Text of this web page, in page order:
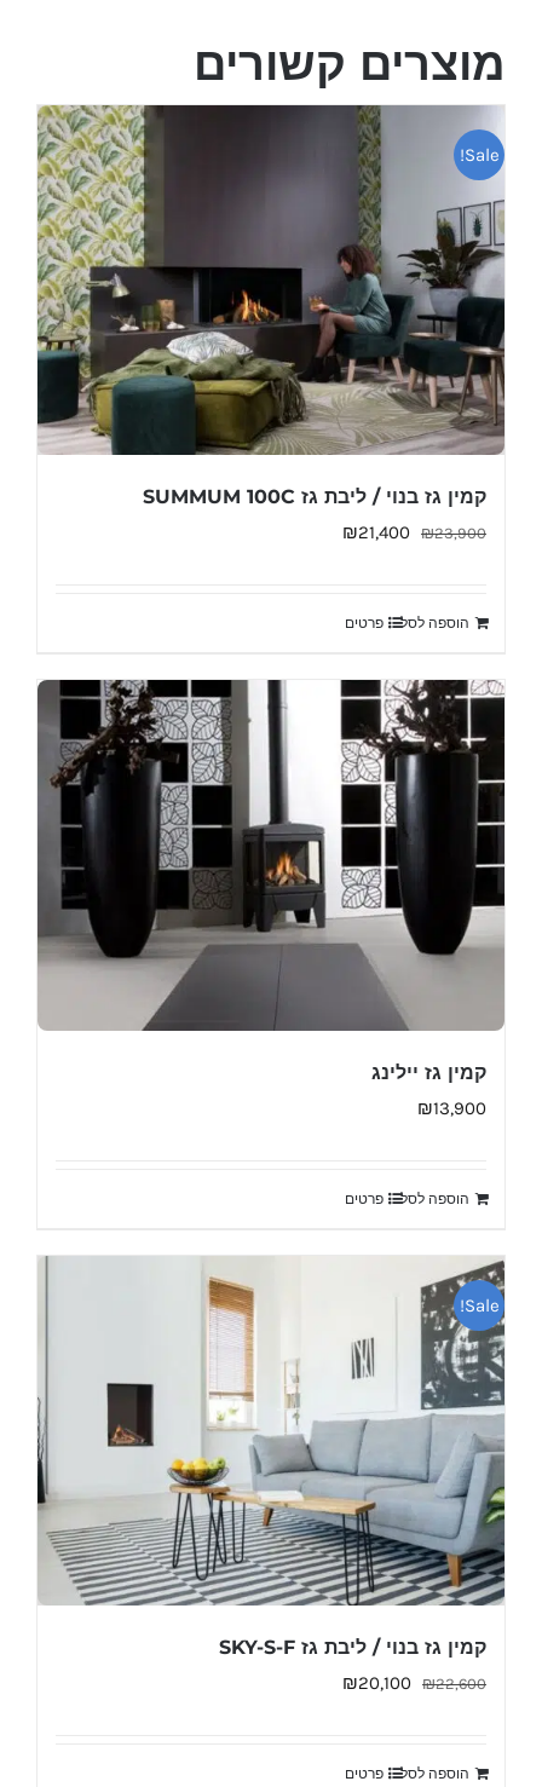
מוצרים קשורים
Sale!
קמין גז בנוי / ליבת גז SUMMUM 100C
₪23,900
המחיר
₪23,900.
₪21,400
הוספה לסל פרטים
קמין גז יילינג
₪13,900
הוספה לסל פרטים
Sale!
קמין גז בנוי / ליבת גז SKY-S-F
₪22,600
המחיר ₪20,100
הוספה לסל פרטים